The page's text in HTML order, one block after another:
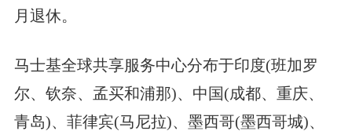
月退休。
马士基全球共享服务中心分布于印度(班加罗
尔、钦奈、孟买和浦那)、中国(成都、重庆、
青岛)、菲律宾(马尼拉)、墨西哥(墨西哥城)、